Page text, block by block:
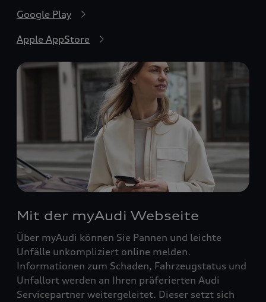
Google Play
Apple AppStore
Mit der myAudi Webseite
Über myAudi können Sie Pannen und leichte
Unfälle unkompliziert online melden.
Informationen zum Schaden, Fahrzeugstatus und
Unfallort werden an Ihren präferierten Audi
Servicepartner weitergeleitet. Dieser setzt sich